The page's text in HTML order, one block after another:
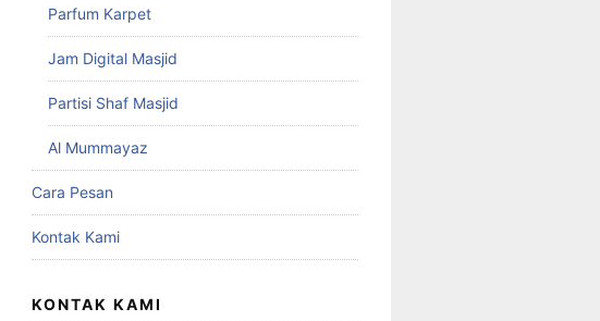
Parfum Karpet
Jam Digital Masjid
Partisi Shaf Masjid
Al Mummayaz
Cara Pesan
Kontak Kami
KONTAK KAMI